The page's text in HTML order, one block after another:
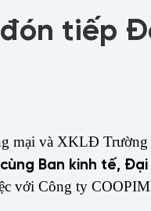
tiếp
mại và XKLĐ
Ban kinh tế,
với Công ty